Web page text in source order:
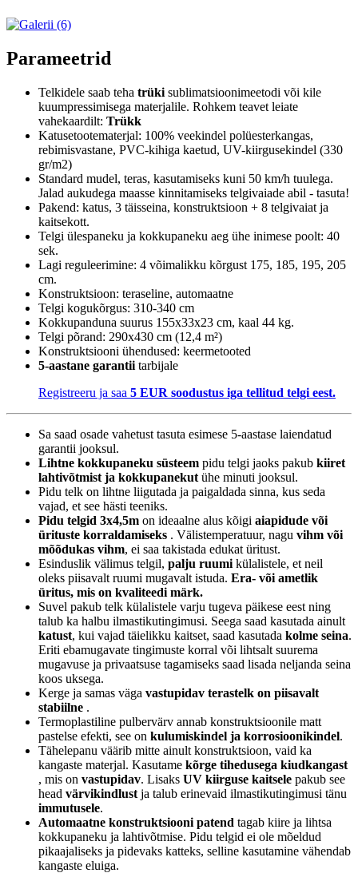
Parameetrid
Telkidele saab teha trüki sublimatsioonimeetodi või kile
kuumpressimisega materjalile. Rohkem teavet leiate
vahekaardilt: Trükk
Katusetootematerjal: 100% veekindel polüesterkangas,
rebimisvastane, PVC-kihiga kaetud, UV-kiirgusekindel (330
gr/m2)
Standard mudel, teras, kasutamiseks kuni 50 km/h tuulega.
Jalad aukudega maasse kinnitamiseks telgivaiade abil - tasuta!
Pakend: katus, 3 täisseina, konstruktsioon + 8 telgivaiat ja
kaitsekott.
Telgi ülespaneku ja kokkupaneku aeg ühe inimese poolt: 40
sek.
Lagi reguleerimine: 4 võimalikku kõrgust 175, 185, 195, 205
cm.
Konstruktsioon: teraseline, automaatne
Telgi kogukõrgus: 310-340 cm
Kokkupanduna suurus 155x33x23 cm, kaal 44 kg.
Telgi põrand: 290x430 cm (12,4 m²)
Konstruktsiooni ühendused: keermetooted
5-aastane garantii tarbijale
Registreeru ja saa 5 EUR soodustus iga tellitud telgi eest.
Sa saad osade vahetust tasuta esimese 5-aastase laiendatud
garantii jooksul.
Lihtne kokkupaneku süsteem pidu telgi jaoks pakub kiiret
lahtivõtmist ja kokkupanekut ühe minuti jooksul.
Pidu telk on lihtne liigutada ja paigaldada sinna, kus seda
vajad, et see hästi teeniks.
Pidu telgid 3x4,5m on ideaalne alus kõigi aiapidude või
ürituste korraldamiseks . Välistemperatuur, nagu vihm või
mõõdukas vihm, ei saa takistada edukat üritust.
Esinduslik välimus telgil, palju ruumi külalistele, et neil
oleks piisavalt ruumi mugavalt istuda. Era- või ametlik
üritus, mis on kvaliteedi märk.
Suvel pakub telk külalistele varju tugeva päikese eest ning
talub ka halbu ilmastikutingimusi. Seega saad kasutada ainult
katust, kui vajad täielikku kaitset, saad kasutada kolme seina.
Eriti ebamugavate tingimuste korral või lihtsalt suurema
mugavuse ja privaatsuse tagamiseks saad lisada neljanda seina
koos uksega.
Kerge ja samas väga vastupidav terastelk on piisavalt
stabiilne .
Termoplastiline pulbervärv annab konstruktsioonile matt
pastelse efekti, see on kulumiskindel ja korrosioonikindel.
Tähelepanu väärib mitte ainult konstruktsioon, vaid ka
kangaste materjal. Kasutame kõrge tihedusega kiudkangast
, mis on vastupidav. Lisaks UV kiirguse kaitsele pakub see
head värvikindlust ja talub erinevaid ilmastikutingimusi tänu
immutusele.
Automaatne konstruktsiooni patend tagab kiire ja lihtsa
kokkupaneku ja lahtivõtmise. Pidu telgid ei ole mõeldud
pikaajaliseks ja pidevaks katteks, selline kasutamine vähendab
kangaste eluiga.